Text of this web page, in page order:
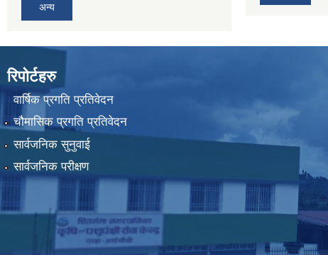
अन्य
रिपोर्टहरु
वार्षिक प्रगति प्रतिवेदन
चौमासिक प्रगति प्रतिवेदन
सार्वजनिक सुनुवाई
सार्वजनिक परीक्षण